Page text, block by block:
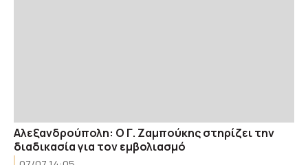
Αλεξανδρούπολη: Ο Γ. Ζαμπούκης στηρίζει την
διαδικασία για τον εμβολιασμό